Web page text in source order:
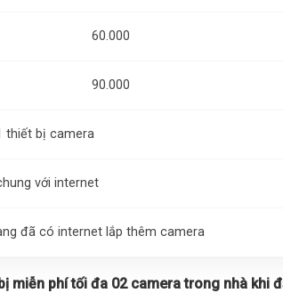
60.000
90.000
thiết bị camera
với internet
đã có internet lắp thêm camera
miễn phí tối đa 02 camera trong nhà khi